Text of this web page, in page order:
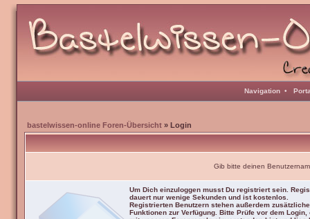
Navigation •
bastelwissen-online Foren-Übersicht » Login
Gib bitte deinen
Um Dich einzuloggen musst Du registriert sein.
dauert nur wenige Sekunden und ist kostenlos.
Registrierten Benutzern stehen außerdem zusätzliche
Funktionen zur Verfügung. Bitte Prüfe vor dem Login,